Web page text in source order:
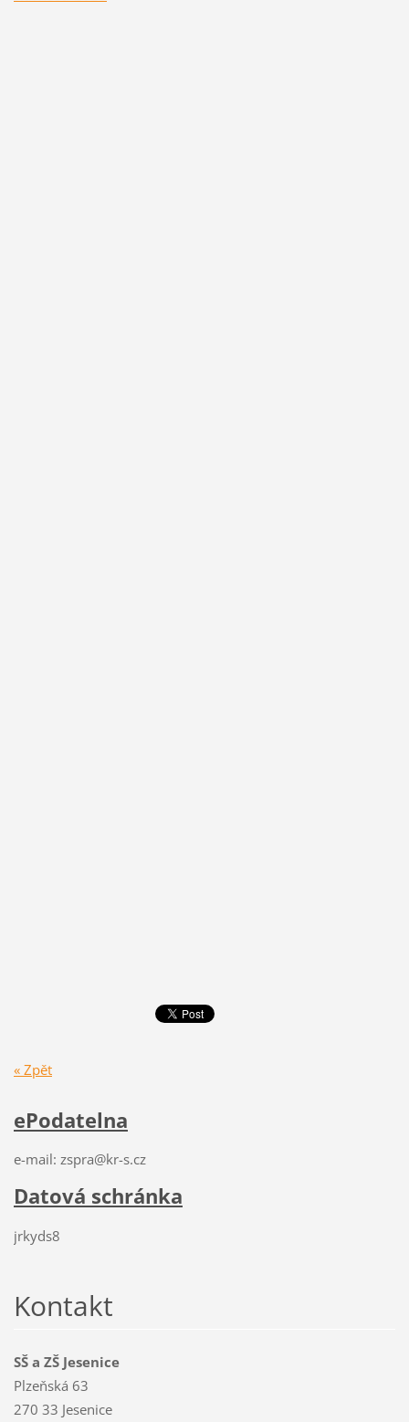
« Zpět
ePodatelna
e-mail: zspra@kr-s.cz
Datová schránka
jrkyds8
Kontakt
SŠ a ZŠ Jesenice
Plzeňská 63
270 33 Jesenice